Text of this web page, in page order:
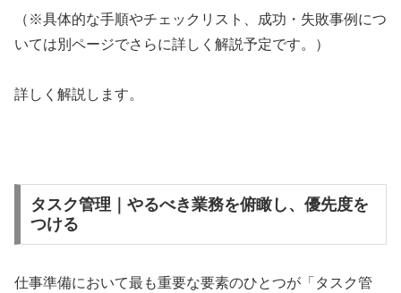
（※具体的な手順やチェックリスト、成功・失敗事例につ
いては別ページでさらに詳しく解説予定です。）
詳しく解説します。
タスク管理｜やるべき業務を俯瞰し、優先度を
つける
仕事準備において最も重要な要素のひとつが「タスク管